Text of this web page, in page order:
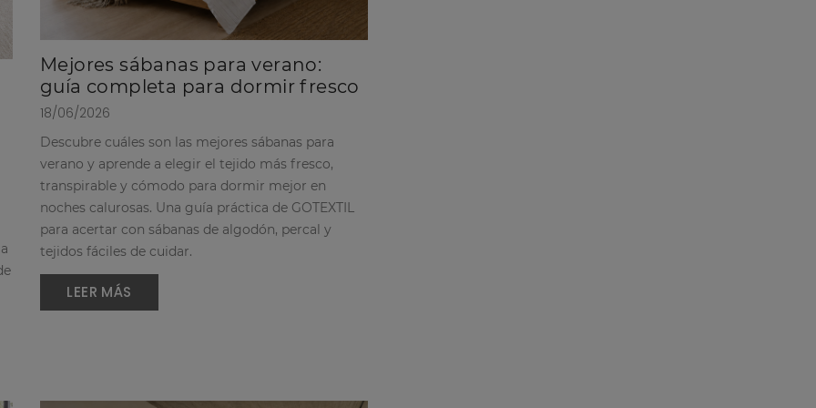
Mejores sábanas para verano:
guía completa para dormir fresco
18/06/2026
Descubre cuáles son las mejores sábanas para
verano y aprende a elegir el tejido más fresco,
transpirable y cómodo para dormir mejor en
noches calurosas. Una guía práctica de GOTEXTIL
para acertar con sábanas de algodón, percal y
tejidos fáciles de cuidar.
LEER MÁS